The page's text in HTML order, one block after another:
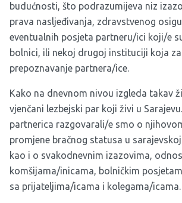
budućnosti, što podrazumijeva niz
prava nasljeđivanja, zdravstvenog
eventualnih posjeta partneru/ici koji/e
bolnici, ili nekoj drugoj instituciji koja
prepoznavanje partnera/ice.
Kako na dnevnom nivou izgleda takav
vjenčani lezbejski par koji živi u
partnerica razgovarali/e smo o
promjene bračnog statusa u
kao i o svakodnevnim izazovima,
komšijama/inicama, bolničkim
sa prijateljima/icama i kolegama/icama.